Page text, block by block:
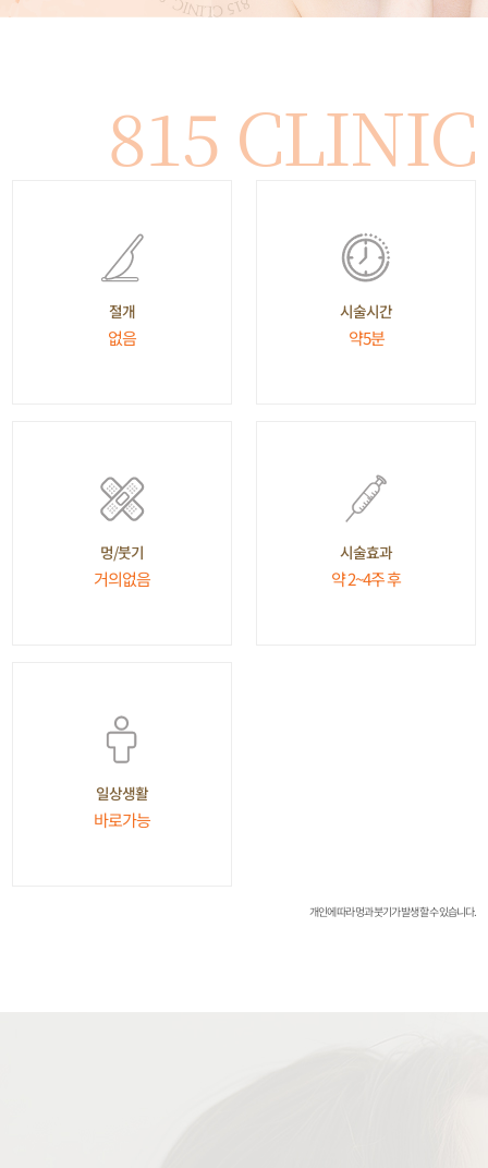
815 CLINIC
절개
없음
시술시간
약5분
멍/붓기
거의없음
시술효과
약 2~4주 후
일상생활
바로가능
개인에 따라 멍과 붓기가 발생 할 수 있습니다.